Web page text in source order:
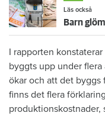
Läs också
I rapporten
byggts upp under
ökar och att det byggs
finns det flera
produktionskostnader,